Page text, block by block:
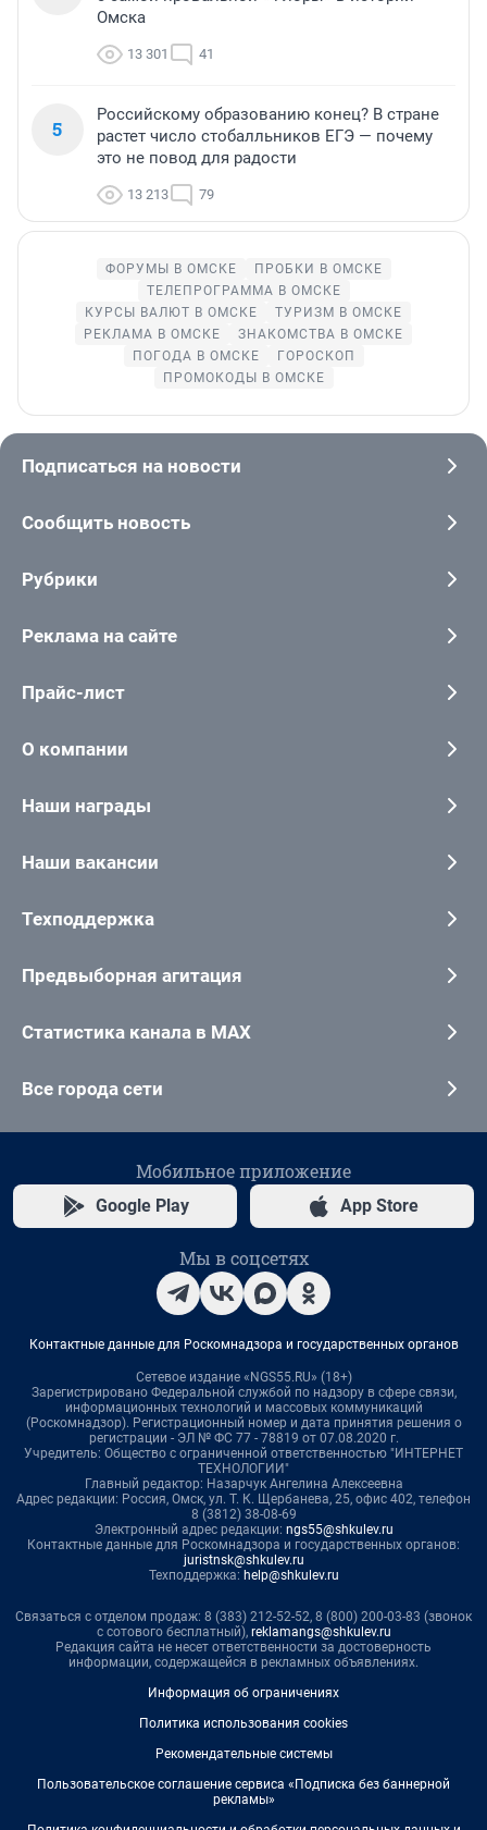
Омска
13 301 41
5
Российскому образованию конец? В стране
растет число стобалльников ЕГЭ — почему
это не повод для радости
13 213 79
ФОРУМЫ В ОМСКЕ
ПРОБКИ В ОМСКЕ
ТЕЛЕПРОГРАММА В ОМСКЕ
КУРСЫ ВАЛЮТ В ОМСКЕ
ТУРИЗМ В ОМСКЕ
РЕКЛАМА В ОМСКЕ
ЗНАКОМСТВА В ОМСКЕ
ПОГОДА В ОМСКЕ
ГОРОСКОП
ПРОМОКОДЫ В ОМСКЕ
Подписаться на новости
Сообщить новость
Рубрики
Реклама на сайте
Прайс-лист
О компании
Наши награды
Наши вакансии
Техподдержка
Предвыборная агитация
Статистика канала в MAX
Все города сети
Мобильное приложение
Google Play App Store
Мы в соцсетях
Контактные данные для Роскомнадзора и государственных органов
Сетевое издание «NGS55.RU» (18+)
Зарегистрировано Федеральной службой по надзору в сфере связи,
информационных технологий и массовых коммуникаций
(Роскомнадзор). Регистрационный номер и дата принятия решения о
регистрации - ЭЛ № ФС 77 - 78819 от 07.08.2020 г.
Учредитель: Общество с ограниченной ответственностью "ИНТЕРНЕТ
ТЕХНОЛОГИИ"
Главный редактор: Назарчук Ангелина Алексеевна
Адрес редакции: Россия, Омск, ул. Т. К. Щербанева, 25, офис 402, телефон
8 (3812) 38-08-69
Электронный адрес редакции: ngs55@shkulev.ru
Контактные данные для Роскомнадзора и государственных органов:
juristnsk@shkulev.ru
Техподдержка: help@shkulev.ru
Связаться с отделом продаж: 8 (383) 212-52-52, 8 (800) 200-03-83 (звонок
с сотового бесплатный), reklamangs@shkulev.ru
Редакция сайта не несет ответственности за достоверность
информации, содержащейся в рекламных объявлениях.
Информация об ограничениях
Политика использования cookies
Рекомендательные системы
Пользовательское соглашение сервиса «Подписка без баннерной
рекламы»